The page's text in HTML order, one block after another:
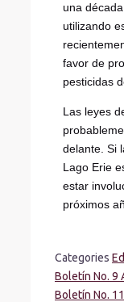
una
utilizando
favor de
pesticidas
Las leyes
delante. Si
Lago Erie
estar
próximos
Categories
Boletín No. 9
Boletín No.